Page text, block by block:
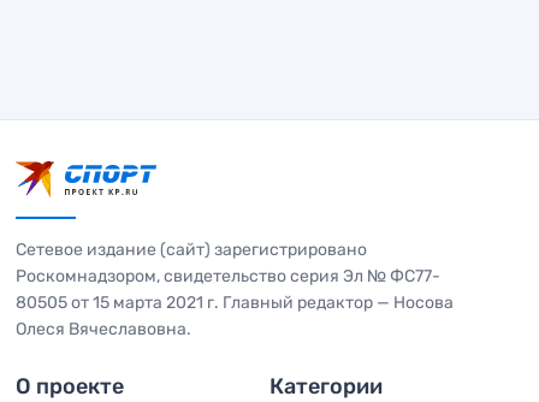
Сетевое издание (сайт) зарегистрировано
Роскомнадзором, свидетельство серия Эл № ФС77-
80505 от 15 марта 2021 г. Главный редактор — Носова
Олеся Вячеславовна.
О проекте Категории